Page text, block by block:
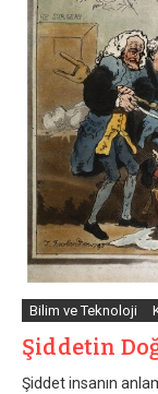
Bilim ve Teknoloji
Şiddetin
Şiddet insanın